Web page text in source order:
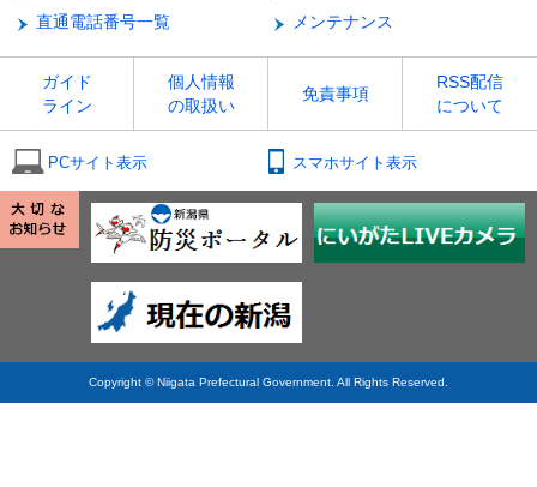
直通電話番号一覧
メンテナンス
ガイド
ライン
個人情報
の取扱い
免責事項
RSS配信
について
PCサイト表示 スマホサイト表示
Copyright © Niigata Prefectural Government. All Rights Reserved.